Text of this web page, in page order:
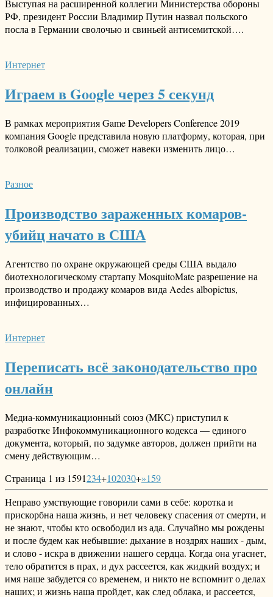
Выступая на расширенной коллегии Министерства обороны
РФ, президент России Владимир Путин назвал польского
посла в Германии сволочью и свиньей антисемитской….
Интернет
Играем в Google через 5 секунд
В рамках мероприятия Game Developers Conference 2019
компания Google представила новую платформу, которая, при
толковой реализации, сможет навеки изменить лицо…
Разное
Производство зараженных комаров-
убийц начато в США
Агентство по охране окружающей среды США выдало
биотехнологическому стартапу MosquitoMate разрешение на
производство и продажу комаров вида Aedes albopictus,
инфицированных…
Интернет
Переписать всё законодательство про
онлайн
Медиа-коммуникационный союз (МКС) приступил к
разработке Инфокоммуникационного кодекса — единого
документа, который, по задумке авторов, должен прийти на
смену действующим…
Страница 1 из 1591234+102030+»159
Неправо умствующие говорили сами в себе: коротка и
прискорбна наша жизнь, и нет человеку спасения от смерти, и
не знают, чтобы кто освободил из ада. Случайно мы рождены
и после будем как небывшие: дыхание в ноздрях наших - дым,
и слово - искра в движении нашего сердца. Когда она угаснет,
тело обратится в прах, и дух рассеется, как жидкий воздух; и
имя наше забудется со временем, и никто не вспомнит о делах
наших; и жизнь наша пройдет, как след облака, и рассеется,